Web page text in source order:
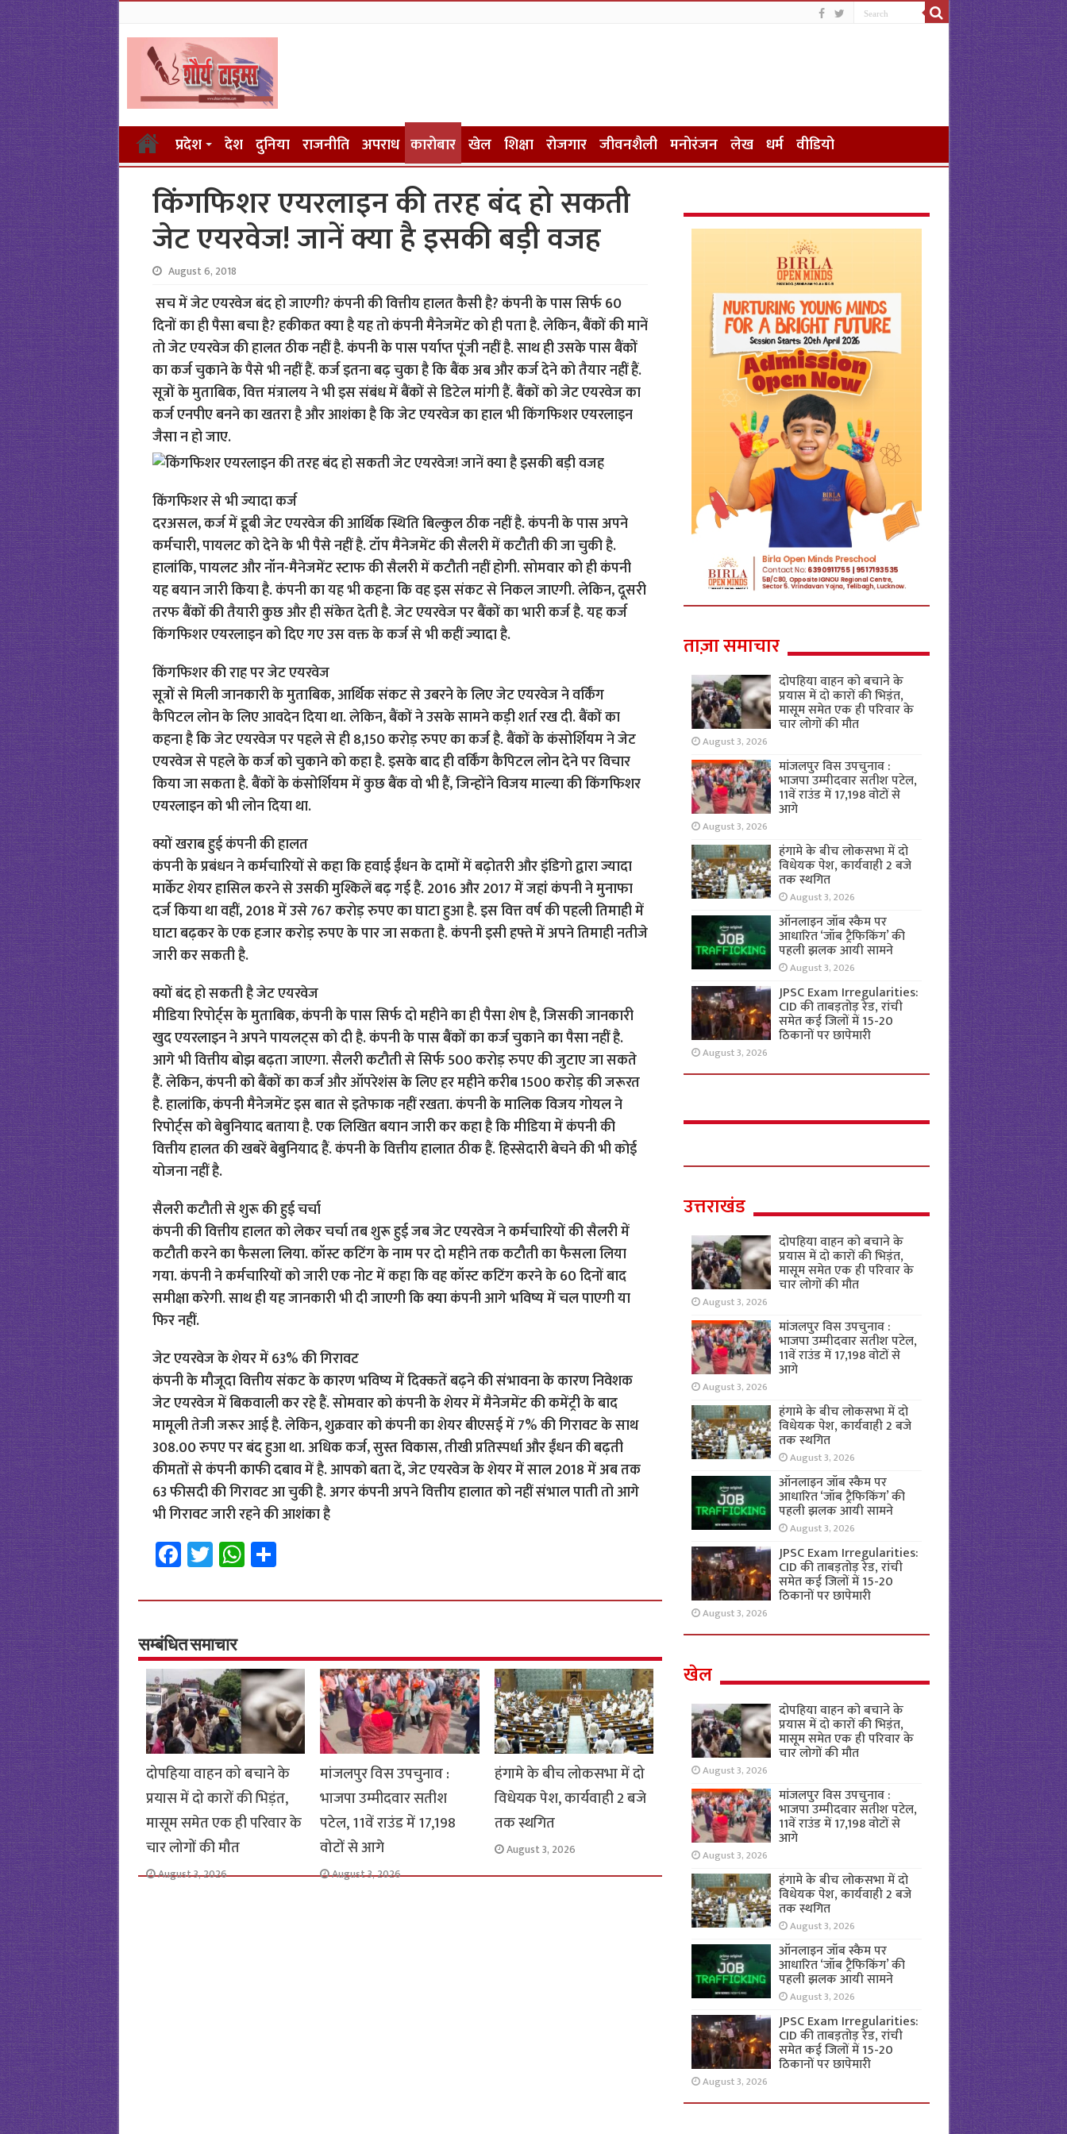
प्रदेश देश दुनिया राजनीति अपराध कारोबार खेल शिक्षा रोजगार जीवनशैली मनोरंजन लेख धर्म वीडियो
किंगफिशर एयरलाइन की तरह बंद हो सकती
जेट एयरवेज! जानें क्या है इसकी बड़ी वजह
August 6, 2018
सच में जेट एयरवेज बंद हो जाएगी? कंपनी की वित्तीय हालत कैसी है? कंपनी के पास सिर्फ 60
दिनों का ही पैसा बचा है? हकीकत क्या है यह तो कंपनी मैनेजमेंट को ही पता है. लेकिन, बैंकों की मानें
तो जेट एयरवेज की हालत ठीक नहीं है. कंपनी के पास पर्याप्त पूंजी नहीं है. साथ ही उसके पास बैंकों
का कर्ज चुकाने के पैसे भी नहीं हैं. कर्ज इतना बढ़ चुका है कि बैंक अब और कर्ज देने को तैयार नहीं हैं.
सूत्रों के मुताबिक, वित्त मंत्रालय ने भी इस संबंध में बैंकों से डिटेल मांगी हैं. बैंकों को जेट एयरवेज का
कर्ज एनपीए बनने का खतरा है और आशंका है कि जेट एयरवेज का हाल भी किंगफिशर एयरलाइन
जैसा न हो जाए.
किंगफिशर से भी ज्यादा कर्ज
दरअसल, कर्ज में डूबी जेट एयरवेज की आर्थिक स्थिति बिल्कुल ठीक नहीं है. कंपनी के पास अपने
कर्मचारी, पायलट को देने के भी पैसे नहीं है. टॉप मैनेजमेंट की सैलरी में कटौती की जा चुकी है.
हालांकि, पायलट और नॉन-मैनेजमेंट स्टाफ की सैलरी में कटौती नहीं होगी. सोमवार को ही कंपनी
यह बयान जारी किया है. कंपनी का यह भी कहना कि वह इस संकट से निकल जाएगी. लेकिन, दूसरी
तरफ बैंकों की तैयारी कुछ और ही संकेत देती है. जेट एयरवेज पर बैंकों का भारी कर्ज है. यह कर्ज
किंगफिशर एयरलाइन को दिए गए उस वक्त के कर्ज से भी कहीं ज्यादा है.
किंगफिशर की राह पर जेट एयरवेज
सूत्रों से मिली जानकारी के मुताबिक, आर्थिक संकट से उबरने के लिए जेट एयरवेज ने वर्किंग
कैपिटल लोन के लिए आवदेन दिया था. लेकिन, बैंकों ने उसके सामने कड़ी शर्त रख दी. बैंकों का
कहना है कि जेट एयरवेज पर पहले से ही 8,150 करोड़ रुपए का कर्ज है. बैंकों के कंसोर्शियम ने जेट
एयरवेज से पहले के कर्ज को चुकाने को कहा है. इसके बाद ही वर्किंग कैपिटल लोन देने पर विचार
किया जा सकता है. बैंकों के कंसोर्शियम में कुछ बैंक वो भी हैं, जिन्होंने विजय माल्या की किंगफिशर
एयरलाइन को भी लोन दिया था.
क्यों खराब हुई कंपनी की हालत
कंपनी के प्रबंधन ने कर्मचारियों से कहा कि हवाई ईंधन के दामों में बढ़ोतरी और इंडिगो द्वारा ज्यादा
मार्केट शेयर हासिल करने से उसकी मुश्किलें बढ़ गई हैं. 2016 और 2017 में जहां कंपनी ने मुनाफा
दर्ज किया था वहीं, 2018 में उसे 767 करोड़ रुपए का घाटा हुआ है. इस वित्त वर्ष की पहली तिमाही में
घाटा बढ़कर के एक हजार करोड़ रुपए के पार जा सकता है. कंपनी इसी हफ्ते में अपने तिमाही नतीजे
जारी कर सकती है.
क्यों बंद हो सकती है जेट एयरवेज
मीडिया रिपोर्ट्स के मुताबिक, कंपनी के पास सिर्फ दो महीने का ही पैसा शेष है, जिसकी जानकारी
खुद एयरलाइन ने अपने पायलट्स को दी है. कंपनी के पास बैंकों का कर्ज चुकाने का पैसा नहीं है.
आगे भी वित्तीय बोझ बढ़ता जाएगा. सैलरी कटौती से सिर्फ 500 करोड़ रुपए की जुटाए जा सकते
हैं. लेकिन, कंपनी को बैंकों का कर्ज और ऑपरेशंस के लिए हर महीने करीब 1500 करोड़ की जरूरत
है. हालांकि, कंपनी मैनेजमेंट इस बात से इतेफाक नहीं रखता. कंपनी के मालिक विजय गोयल ने
रिपोर्ट्स को बेबुनियाद बताया है. एक लिखित बयान जारी कर कहा है कि मीडिया में कंपनी की
वित्तीय हालत की खबरें बेबुनियाद हैं. कंपनी के वित्तीय हालात ठीक हैं. हिस्सेदारी बेचने की भी कोई
योजना नहीं है.
सैलरी कटौती से शुरू की हुई चर्चा
कंपनी की वित्तीय हालत को लेकर चर्चा तब शुरू हुई जब जेट एयरवेज ने कर्मचारियों की सैलरी में
कटौती करने का फैसला लिया. कॉस्ट कटिंग के नाम पर दो महीने तक कटौती का फैसला लिया
गया. कंपनी ने कर्मचारियों को जारी एक नोट में कहा कि वह कॉस्ट कटिंग करने के 60 दिनों बाद
समीक्षा करेगी. साथ ही यह जानकारी भी दी जाएगी कि क्या कंपनी आगे भविष्य में चल पाएगी या
फिर नहीं.
जेट एयरवेज के शेयर में 63% की गिरावट
कंपनी के मौजूदा वित्तीय संकट के कारण भविष्य में दिक्कतें बढ़ने की संभावना के कारण निवेशक
जेट एयरवेज में बिकवाली कर रहे हैं. सोमवार को कंपनी के शेयर में मैनेजमेंट की कमेंट्री के बाद
मामूली तेजी जरूर आई है. लेकिन, शुक्रवार को कंपनी का शेयर बीएसई में 7% की गिरावट के साथ
308.00 रुपए पर बंद हुआ था. अधिक कर्ज, सुस्त विकास, तीखी प्रतिस्पर्धा और ईंधन की बढ़ती
कीमतों से कंपनी काफी दबाव में है. आपको बता दें, जेट एयरवेज के शेयर में साल 2018 में अब तक
63 फीसदी की गिरावट आ चुकी है. अगर कंपनी अपने वित्तीय हालात को नहीं संभाल पाती तो आगे
भी गिरावट जारी रहने की आशंका है
Fa
ce
b
o
o
k
T
wi
tt
er
W
h
at
p
p
S
h
ar
सम्बंधित समाचार
दोपहिया वाहन को बचाने के
प्रयास में दो कारों की भिड़ंत,
मासूम समेत एक ही परिवार के
चार लोगों की मौत
August 3, 2026
मांजलपुर विस उपचुनाव :
भाजपा उम्मीदवार सतीश
पटेल, 11वें राउंड में 17,198
वोटों से आगे
August 3, 2026
हंगामे के बीच लोकसभा में दो
विधेयक पेश, कार्यवाही 2 बजे
तक स्थगित
August 3, 2026
ताज़ा समाचार
दोपहिया वाहन को बचाने के
प्रयास में दो कारों की भिड़ंत,
मासूम समेत एक ही परिवार के
चार लोगों की मौत
August 3, 2026
मांजलपुर विस उपचुनाव :
भाजपा उम्मीदवार सतीश पटेल,
11वें राउंड में 17,198 वोटों से
आगे
August 3, 2026
हंगामे के बीच लोकसभा में दो
विधेयक पेश, कार्यवाही 2 बजे
तक स्थगित
August 3, 2026
ऑनलाइन जॉब स्कैम पर
आधारित ‘जॉब ट्रैफिकिंग’ की
पहली झलक आयी सामने
August 3, 2026
JPSC Exam Irregularities:
CID की ताबड़तोड़ रेड, रांची
समेत कई जिलों में 15-20
ठिकानों पर छापेमारी
August 3, 2026
उत्तराखंड
दोपहिया वाहन को बचाने के
प्रयास में दो कारों की भिड़ंत,
मासूम समेत एक ही परिवार के
चार लोगों की मौत
August 3, 2026
मांजलपुर विस उपचुनाव :
भाजपा उम्मीदवार सतीश पटेल,
11वें राउंड में 17,198 वोटों से
आगे
August 3, 2026
हंगामे के बीच लोकसभा में दो
विधेयक पेश, कार्यवाही 2 बजे
तक स्थगित
August 3, 2026
ऑनलाइन जॉब स्कैम पर
आधारित ‘जॉब ट्रैफिकिंग’ की
पहली झलक आयी सामने
August 3, 2026
JPSC Exam Irregularities:
CID की ताबड़तोड़ रेड, रांची
समेत कई जिलों में 15-20
ठिकानों पर छापेमारी
August 3, 2026
खेल
दोपहिया वाहन को बचाने के
प्रयास में दो कारों की भिड़ंत,
मासूम समेत एक ही परिवार के
चार लोगों की मौत
August 3, 2026
मांजलपुर विस उपचुनाव :
भाजपा उम्मीदवार सतीश पटेल,
11वें राउंड में 17,198 वोटों से
आगे
August 3, 2026
हंगामे के बीच लोकसभा में दो
विधेयक पेश, कार्यवाही 2 बजे
तक स्थगित
August 3, 2026
ऑनलाइन जॉब स्कैम पर
आधारित ‘जॉब ट्रैफिकिंग’ की
पहली झलक आयी सामने
August 3, 2026
JPSC Exam Irregularities:
CID की ताबड़तोड़ रेड, रांची
समेत कई जिलों में 15-20
ठिकानों पर छापेमारी
August 3, 2026